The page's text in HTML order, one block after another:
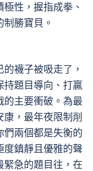
性，握指成拳、
勝寶貝。
襪子被吸走了，
題目導向、打贏
的主要衝破。為最
，最年夜限制削
們兩個都是失衡的
度鎮靜且優雅的聲
緊急的題目往，在